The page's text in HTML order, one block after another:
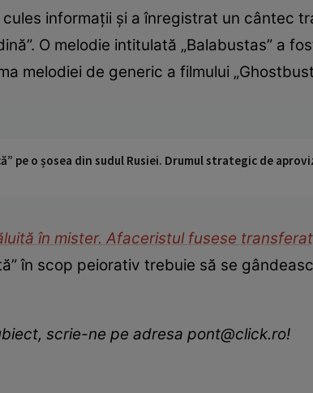
informații și a înregistrat un cântec
O melodie intitulată „Balabustas” a
melodiei de generic a filmului
pe o șosea din sudul Rusiei. Drumul strategic de
în mister. Afaceristul fusese
în scop peiorativ trebuie să se
scrie-ne pe adresa pont@click.ro!